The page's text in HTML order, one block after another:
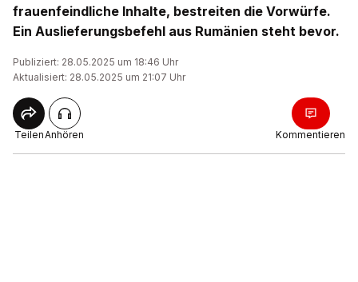
frauenfeindliche Inhalte, bestreiten die Vorwürfe.
Ein Auslieferungsbefehl aus Rumänien steht bevor.
Publiziert: 28.05.2025 um 18:46 Uhr
Aktualisiert: 28.05.2025 um 21:07 Uhr
TeilenAnhören Kommentieren